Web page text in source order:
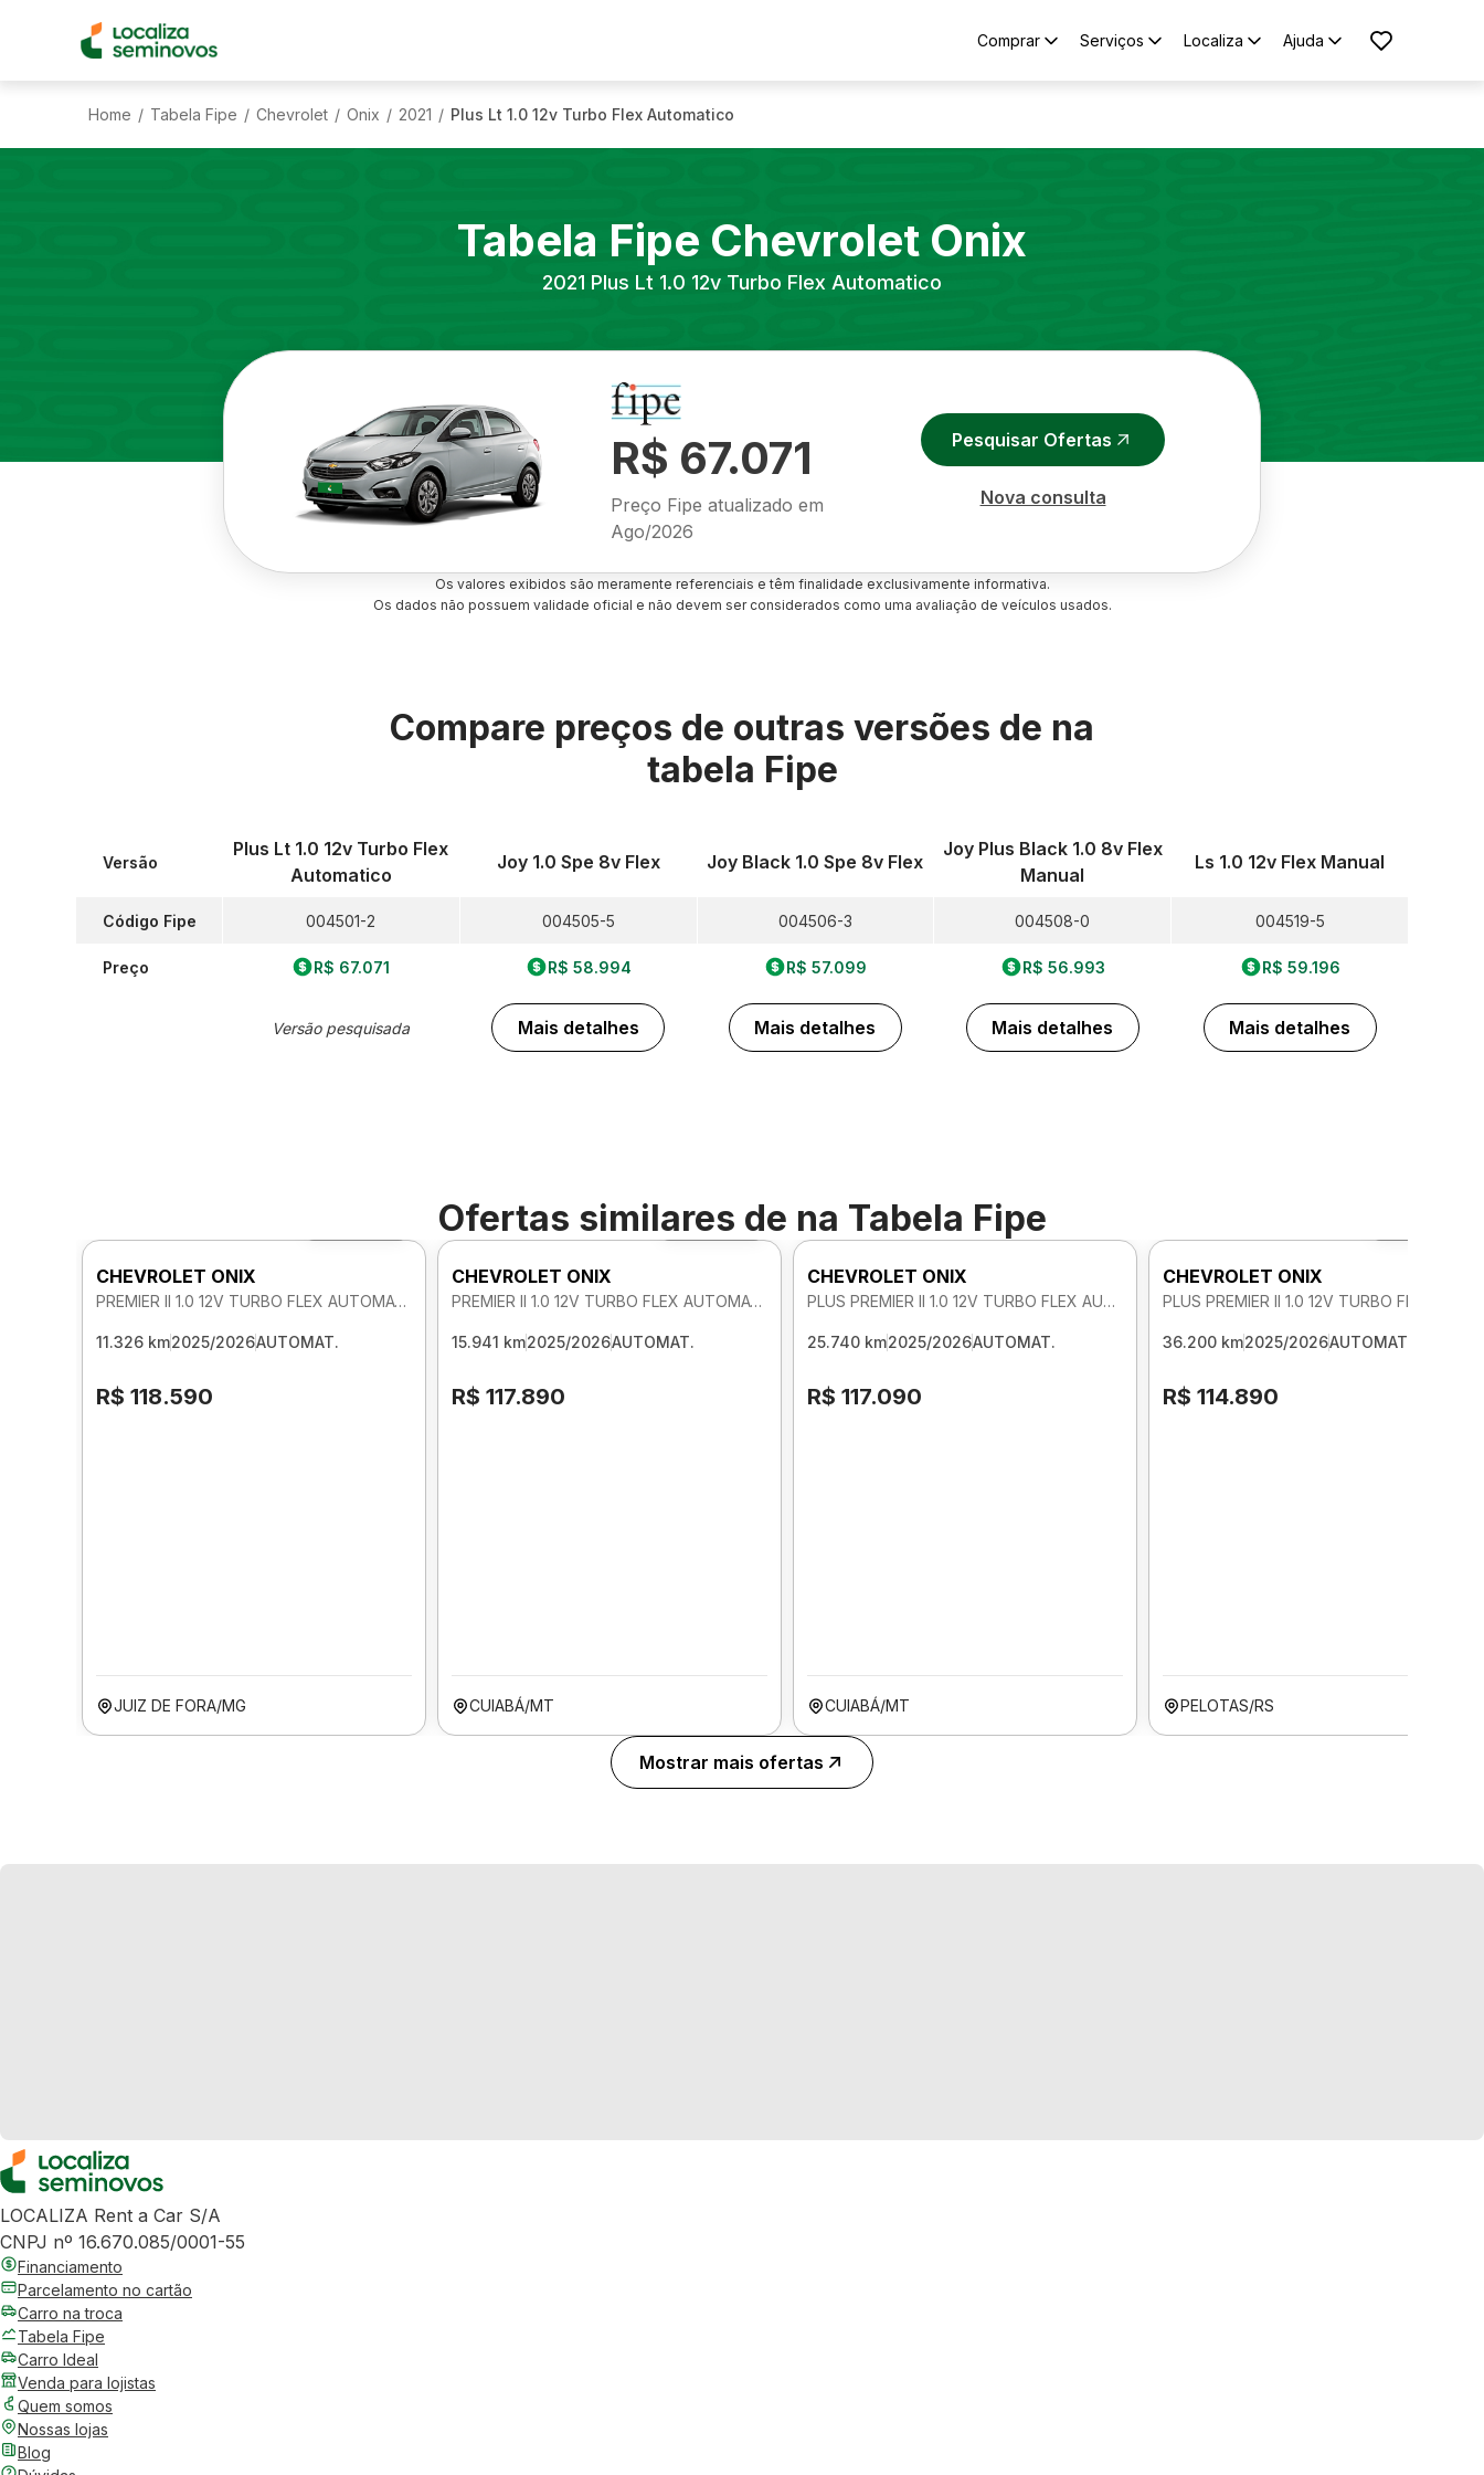
Comprar Serviços Localiza Ajuda
Home / Tabela Fipe / Chevrolet / Onix / 2021 / Plus Lt 1.0 12v Turbo Flex Automatico
Tabela Fipe Chevrolet Onix
2021 Plus Lt 1.0 12v Turbo Flex Automatico
R$ 67.071
Preço Fipe atualizado em
Ago/2026
Pesquisar Ofertas
Nova consulta
Os valores exibidos são meramente referenciais e têm finalidade exclusivamente informativa.
Os dados não possuem validade oficial e não devem ser considerados como uma avaliação de veículos usados.
Compare preços de outras versões de na
tabela Fipe
Versão
Código Fipe
Preço
Plus Lt 1.0 12v Turbo Flex
Automatico
004501-2
R$ 67.071
Versão pesquisada
Joy 1.0 Spe 8v Flex
004505-5
R$ 58.994
Mais detalhes
Joy Black 1.0 Spe 8v Flex
004506-3
R$ 57.099
Mais detalhes
Joy Plus Black 1.0 8v Flex
Manual
004508-0
R$ 56.993
Mais detalhes
Ls 1.0 12v Flex Manual
004519-5
R$ 59.196
Mais detalhes
Ofertas similares de na Tabela Fipe
CHEVROLET ONIX
PREMIER II 1.0 12V TURBO FLEX AUTOMATICO
11.326 km2025/2026AUTOMAT.
R$ 118.590
JUIZ DE FORA/MG
Foto 360º
CHEVROLET ONIX
PREMIER II 1.0 12V TURBO FLEX AUTOMATICO
15.941 km2025/2026AUTOMAT.
R$ 117.890
CUIABÁ/MT
CHEVROLET ONIX
PLUS PREMIER II 1.0 12V TURBO FLEX AUTOMATICO
25.740 km2025/2026AUTOMAT.
R$ 117.090
CUIABÁ/MT
CHEVROLET ONIX
36.200 km2025/2026AUTOMAT.
R$ 114.890
PELOTAS/RS
Mostrar mais ofertas
LOCALIZA Rent a Car S/A
CNPJ nº 16.670.085/0001-55
Financiamento
Parcelamento no cartão
Carro na troca
Tabela Fipe
Carro Ideal
Venda para lojistas
Quem somos
Nossas lojas
Blog